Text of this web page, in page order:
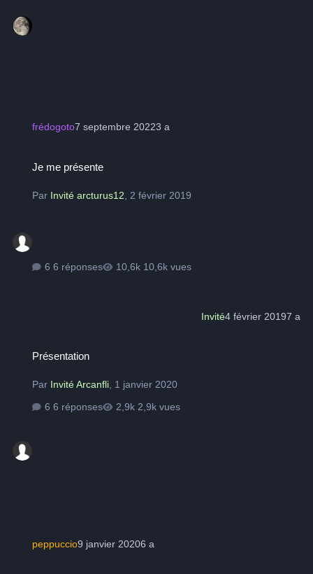
frédogoto7 septembre 20223 a
Je me présente
Par Invité arcturus12 2 février 2019
6 réponses 10,6k vues
Invité4 février 20197 a
Présentation
Par Invité Arcanfli, 1 janvier 2020
6 réponses
2,9k vues
peppuccio9 janvier 20206 a